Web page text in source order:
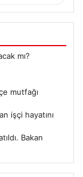
mı?
mutfağı
işçi hayatını
Bakan